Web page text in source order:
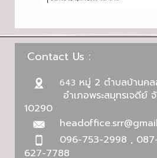
Contact Us :
643 หมู่ 2 ตำบลบ้านค
อำเภอพระสมุทรเจดีย์ จัง
10290
096-753-2998 ,
627-7788